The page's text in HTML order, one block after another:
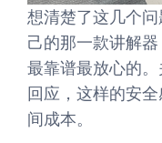
想清楚了这几个
己的那一款讲解
最靠谱最放心的
回应，这样的安
间成本。